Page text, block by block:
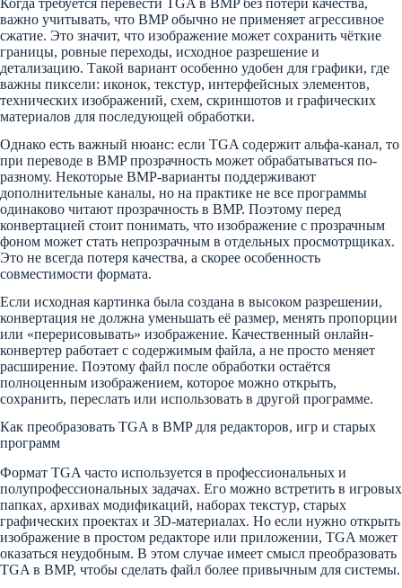
Когда требуется перевести TGA в BMP без потери качества,
важно учитывать, что BMP обычно не применяет агрессивное
сжатие. Это значит, что изображение может сохранить чёткие
границы, ровные переходы, исходное разрешение и
детализацию. Такой вариант особенно удобен для графики, где
важны пиксели: иконок, текстур, интерфейсных элементов,
технических изображений, схем, скриншотов и графических
материалов для последующей обработки.
Однако есть важный нюанс: если TGA содержит альфа-канал, то
при переводе в BMP прозрачность может обрабатываться по-
разному. Некоторые BMP-варианты поддерживают
дополнительные каналы, но на практике не все программы
одинаково читают прозрачность в BMP. Поэтому перед
конвертацией стоит понимать, что изображение с прозрачным
фоном может стать непрозрачным в отдельных просмотрщиках.
Это не всегда потеря качества, а скорее особенность
совместимости формата.
Если исходная картинка была создана в высоком разрешении,
конвертация не должна уменьшать её размер, менять пропорции
или «перерисовывать» изображение. Качественный онлайн-
конвертер работает с содержимым файла, а не просто меняет
расширение. Поэтому файл после обработки остаётся
полноценным изображением, которое можно открыть,
сохранить, переслать или использовать в другой программе.
Как преобразовать TGA в BMP для редакторов, игр и старых
программ
Формат TGA часто используется в профессиональных и
полупрофессиональных задачах. Его можно встретить в игровых
папках, архивах модификаций, наборах текстур, старых
графических проектах и 3D-материалах. Но если нужно открыть
изображение в простом редакторе или приложении, TGA может
оказаться неудобным. В этом случае имеет смысл преобразовать
TGA в BMP, чтобы сделать файл более привычным для системы.